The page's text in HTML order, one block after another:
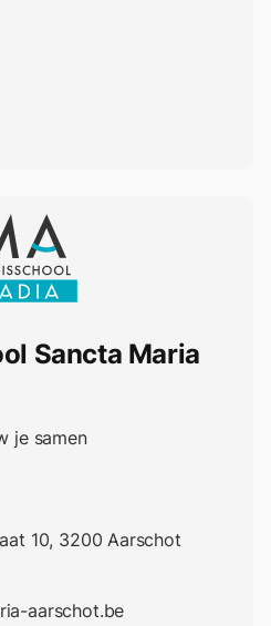
Sancta Maria
je samen
10, 3200 Aarschot
aarschot.be